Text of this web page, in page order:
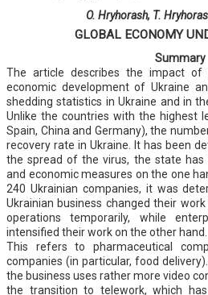
O. Hryhorash, T.
GLOBAL ECONOMY
Summary
The article describes the impact of
economic development of Ukraine
shedding statistics in Ukraine and in
Unlike the countries with the highest
Spain, China and Germany), the
recovery rate in Ukraine. It has been
the spread of the virus, the state has
and economic measures on the one
240 Ukrainian companies, it was
Ukrainian business changed their
operations temporarily, while
intensified their work on the other hand.
This refers to pharmaceutical
companies (in particular, food
the business uses rather more video
the transition to telework, which